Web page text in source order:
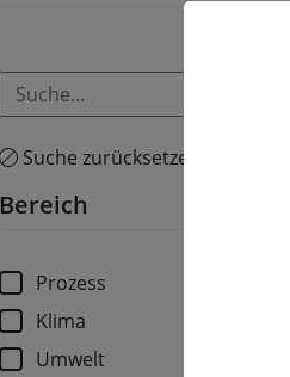
Suche zurücksetzen
Bereich
Prozess
Klima
Umwelt